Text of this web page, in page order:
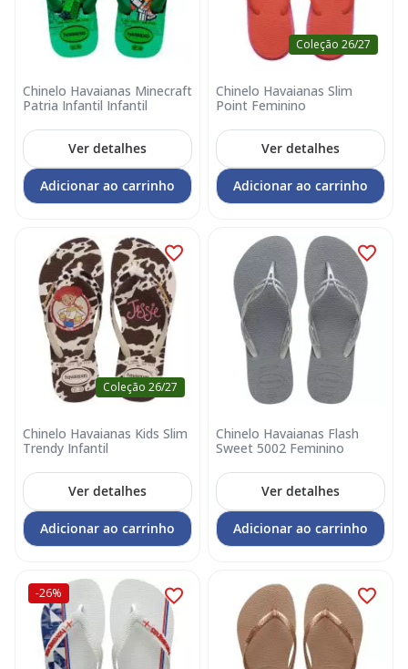
Chinelo Havaianas Minecraft
Patria Infantil Infantil
Ver detalhes
Adicionar ao carrinho
Coleção 26/27
Chinelo Havaianas Slim
Point Feminino
Ver detalhes
Adicionar ao carrinho
Coleção 26/27
Chinelo Havaianas Kids Slim
Trendy Infantil
Ver detalhes
Adicionar ao carrinho
Chinelo Havaianas Flash
Sweet 5002 Feminino
Ver detalhes
Adicionar ao carrinho
-26%